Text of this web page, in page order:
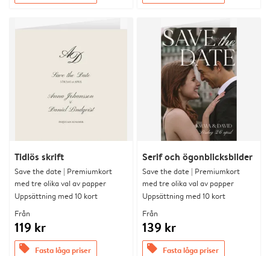
Tidlös skrift
Save the date | Premiumkort
med tre olika val av papper
Uppsättning med 10 kort
Från
119 kr
offers Fasta låga priser
Serif och ögonblicksbilder
Save the date | Premiumkort
med tre olika val av papper
Uppsättning med 10 kort
Från
139 kr
offers Fasta låga priser